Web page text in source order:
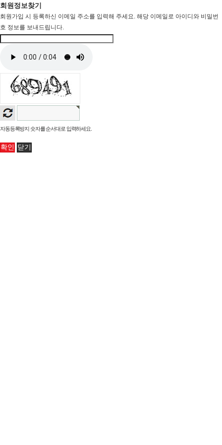
회원정보찾기
회원가입 시 등록하신 이메일 주소를 입력해 주세요. 해당 이메일로 아이디와 비밀번
호 정보를 보내드립니다.
자동등록방지 숫자를 순서대로 입력하세요.
확인 닫기